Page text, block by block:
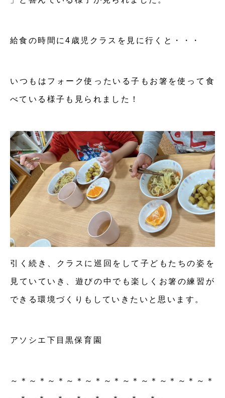
給食の時間に4歳児クラスを見に行くと・・・
いつもはフォーク使ったいる子もお箸を使って食
べている様子も見られました！
引く続き、クラスに巡回をして子どもたちの姿を
見ていていき、遊びの中でも楽しくお箸の練習が
できる環境づくりもしていきたいと思います。
アソシエ下目黒保育園
～＊～＊～＊～＊～＊～＊～＊～＊～＊～＊～＊